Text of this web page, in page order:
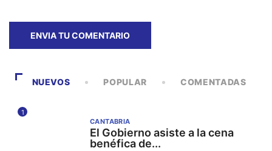
NUEVOS POPULAR COMENTADAS
1
CANTABRIA
El Gobierno asiste a la cena
benéfica de...